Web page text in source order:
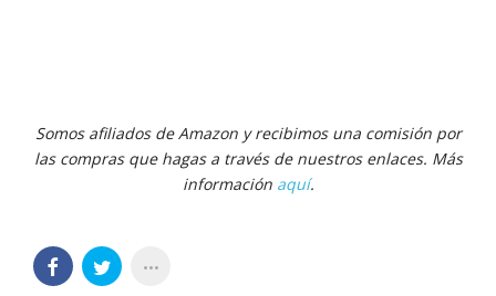
Somos afiliados de Amazon y recibimos una comisión por
las compras que hagas a través de nuestros enlaces. Más
información aquí.